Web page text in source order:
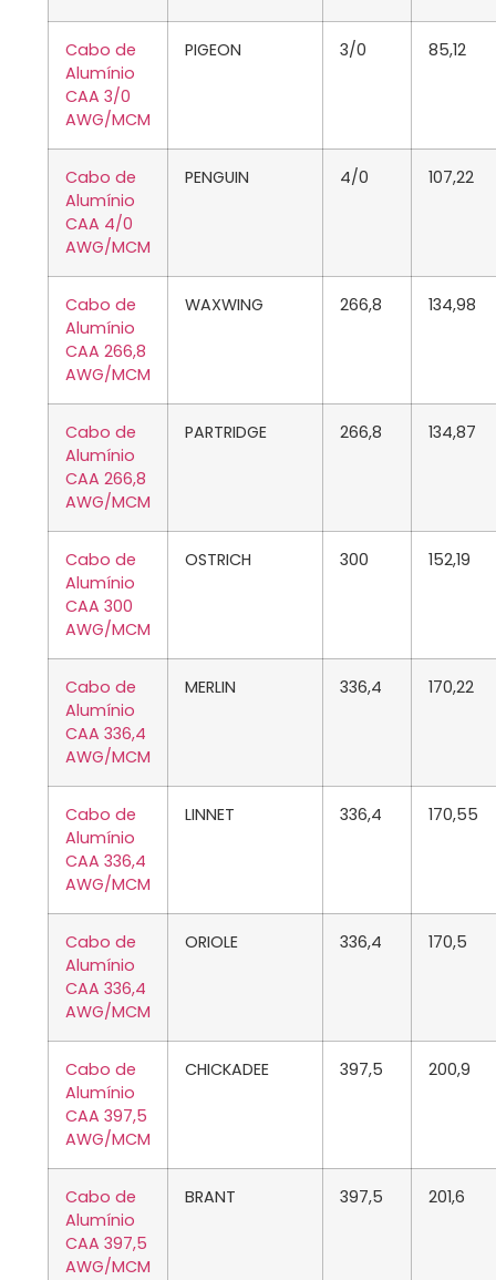
Cabo de
Alumínio
CAA 3/0
AWG/MCM
PIGEON 3/0 85,12
Cabo de
Alumínio
CAA 4/0
AWG/MCM
PENGUIN 4/0 107,22
Cabo de
Alumínio
CAA 266,8
AWG/MCM
WAXWING 266,8 134,98
Cabo de
Alumínio
CAA 266,8
AWG/MCM
PARTRIDGE 266,8 134,87
Cabo de
Alumínio
CAA 300
AWG/MCM
OSTRICH 300 152,19
Cabo de
Alumínio
CAA 336,4
AWG/MCM
MERLIN 336,4 170,22
Cabo de
Alumínio
CAA 336,4
AWG/MCM
LINNET 336,4 170,55
Cabo de
Alumínio
CAA 336,4
AWG/MCM
ORIOLE 336,4 170,5
Cabo de
Alumínio
CAA 397,5
AWG/MCM
CHICKADEE 397,5 200,9
Cabo de
Alumínio
CAA 397,5
AWG/MCM
BRANT 397,5 201,6